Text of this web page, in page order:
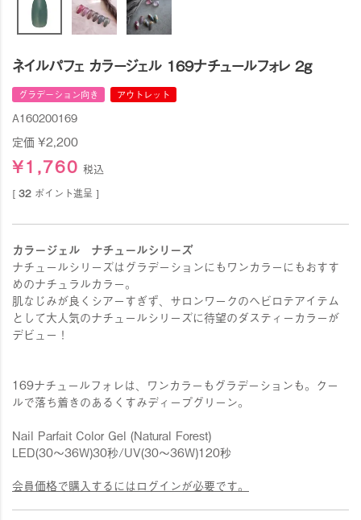
ネイルパフェ カラージェル 169ナチュールフォレ 2g
グラデーション向き アウトレット
A160200169
定価¥2,200
¥1,760 税込
[ 32 ポイント進呈 ]
カラージェル ナチュールシリーズ
ナチュールシリーズはグラデーションにもワンカラーにもおすす
めのナチュラルカラー。
肌なじみが良くシアーすぎず、サロンワークのヘビロテアイテム
として大人気のナチュールシリーズに待望のダスティーカラーが
デビュー！
169ナチュールフォレは、ワンカラーもグラデーションも。クー
ルで落ち着きのあるくすみディープグリーン。
Nail Parfait Color Gel (Natural Forest)
LED(30〜36W)30秒/UV(30〜36W)120秒
会員価格で購入するにはログインが必要です。